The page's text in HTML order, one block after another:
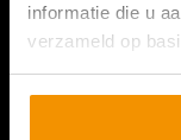
informatie die u
verzameld op